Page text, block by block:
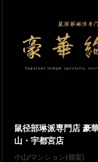
鼠径部琳派専門店 豪
山・宇都宮店
小山/マンション(個室)